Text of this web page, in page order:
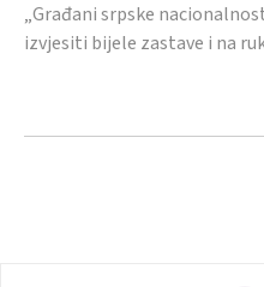
„Građani srpske
izvjesiti bijele zastave i na